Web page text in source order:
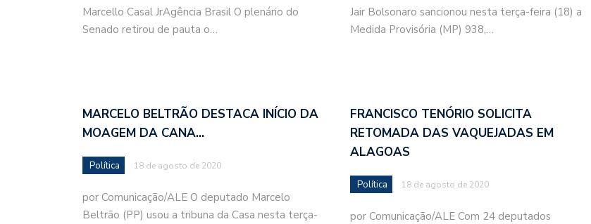
Marcello Casal JrAgência Brasil O plenário do
Senado retirou de pauta o…
Jair Bolsonaro sancionou nesta terça-feira (18) a
Medida Provisória (MP) 938,…
MARCELO BELTRÃO DESTACA INÍCIO DA
MOAGEM DA CANA…
Política 18 de agosto de 2020
por Comunicação/ALE O deputado Marcelo
Beltrão (PP) usou a tribuna da Casa nesta terça-
FRANCISCO TENÓRIO SOLICITA
RETOMADA DAS VAQUEJADAS EM
ALAGOAS
Política 18 de agosto de 2020
por Comunicação/ALE Com 24 deputados